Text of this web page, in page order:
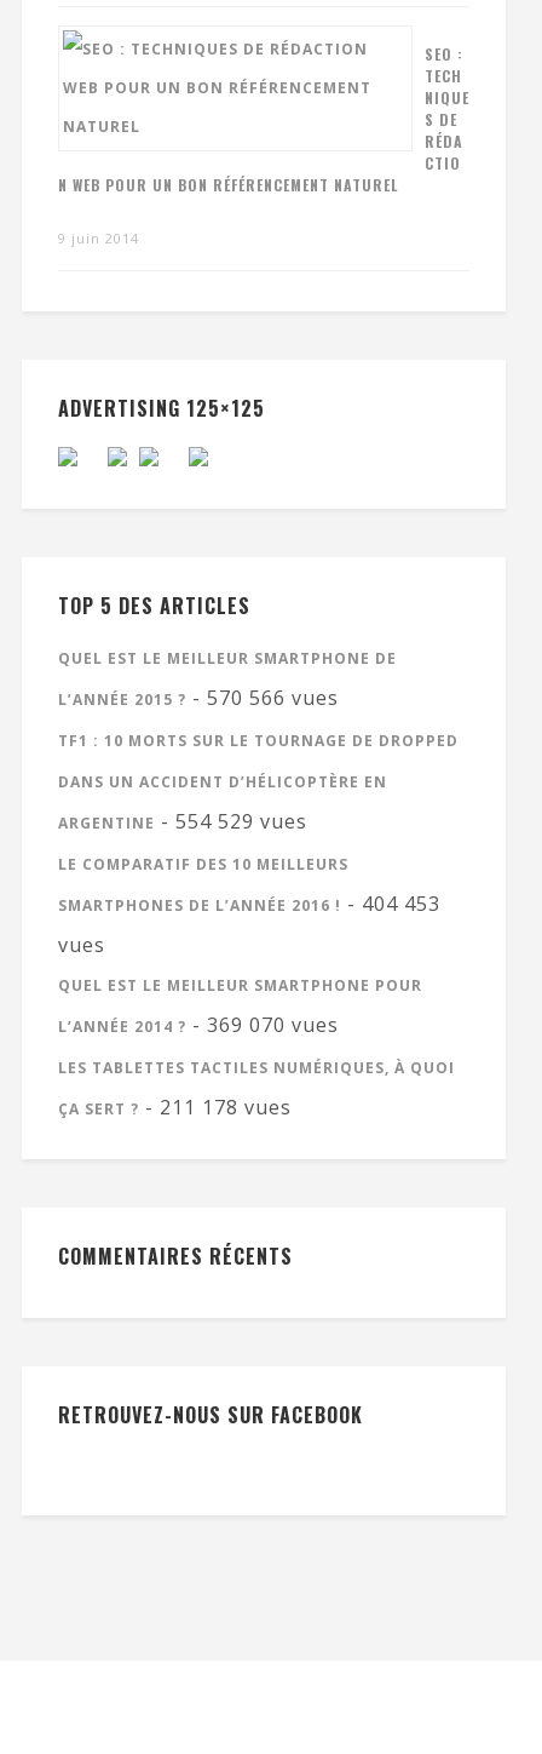
SEO :
TECH
NIQUE
S DE
RÉDA
CTIO
N WEB POUR UN BON RÉFÉRENCEMENT NATUREL
9 juin 2014
ADVERTISING 125×125
TOP 5 DES ARTICLES
QUEL EST LE MEILLEUR SMARTPHONE DE
L’ANNÉE 2015 ? - 570 566 vues
TF1 : 10 MORTS SUR LE TOURNAGE DE DROPPED
DANS UN ACCIDENT D’HÉLICOPTÈRE EN
ARGENTINE - 554 529 vues
LE COMPARATIF DES 10 MEILLEURS
SMARTPHONES DE L’ANNÉE 2016 ! - 404 453
vues
QUEL EST LE MEILLEUR SMARTPHONE POUR
L’ANNÉE 2014 ? - 369 070 vues
LES TABLETTES TACTILES NUMÉRIQUES, À QUOI
ÇA SERT ? - 211 178 vues
COMMENTAIRES RÉCENTS
RETROUVEZ-NOUS SUR FACEBOOK